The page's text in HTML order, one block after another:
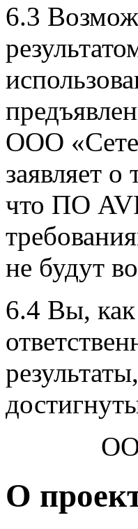
6.3
ООО
заявляет о
что ПО
не будут
6.4 Вы,
О